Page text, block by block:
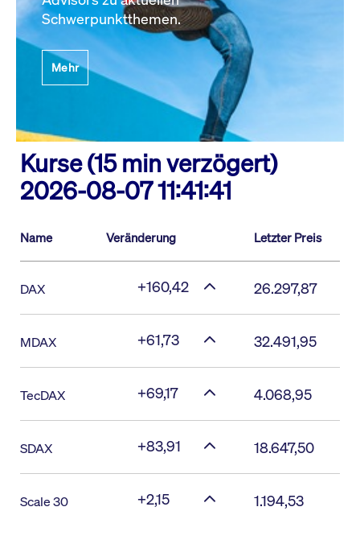
Schwerpunktthemen.
Mehr
Kurse (15 min verzögert)
2026-08-07 11:41:41
Name Veränderung Letzter Preis
DAX +160,42 26.297,87
MDAX +61,73 32.491,95
TecDAX +69,17 4.068,95
SDAX +83,91 18.647,50
Scale 30 +2,15 1.194,53